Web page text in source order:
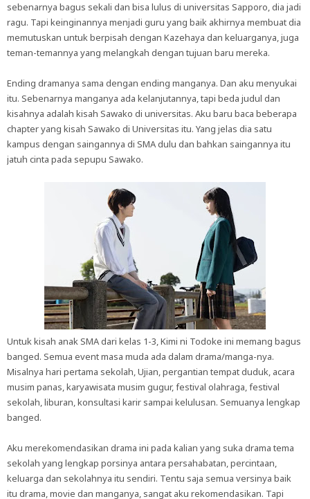
sebenarnya bagus sekali dan bisa lulus di universitas Sapporo, dia jadi
ragu. Tapi keinginannya menjadi guru yang baik akhirnya membuat dia
memutuskan untuk berpisah dengan Kazehaya dan keluarganya, juga
teman-temannya yang melangkah dengan tujuan baru mereka.
Ending dramanya sama dengan ending manganya. Dan aku menyukai
itu. Sebenarnya manganya ada kelanjutannya, tapi beda judul dan
kisahnya adalah kisah Sawako di universitas. Aku baru baca beberapa
chapter yang kisah Sawako di Universitas itu. Yang jelas dia satu
kampus dengan saingannya di SMA dulu dan bahkan saingannya itu
jatuh cinta pada sepupu Sawako.
Untuk kisah anak SMA dari kelas 1-3, Kimi ni Todoke ini memang bagus
banged. Semua event masa muda ada dalam drama/manga-nya.
Misalnya hari pertama sekolah, Ujian, pergantian tempat duduk, acara
musim panas, karyawisata musim gugur, festival olahraga, festival
sekolah, liburan, konsultasi karir sampai kelulusan. Semuanya lengkap
banged.
Aku merekomendasikan drama ini pada kalian yang suka drama tema
sekolah yang lengkap porsinya antara persahabatan, percintaan,
keluarga dan sekolahnya itu sendiri. Tentu saja semua versinya baik
itu drama, movie dan manganya, sangat aku rekomendasikan. Tapi